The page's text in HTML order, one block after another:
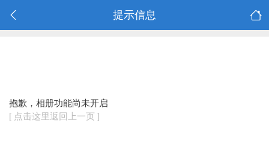
提示信息
抱歉，相册功能尚未开启
[ 点击这里返回上一页 ]